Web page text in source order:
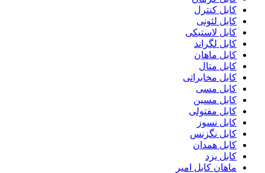
کابل کنترل
کابل لئونی
کابل لاستیکی
کابل لگراند
کابل ماهان
کابل متال
کابل مخابراتی
کابل مسی
کابل مسین
کابل مفتولی
کابل نسوز
کابل نگزنس
کابل همدان
کابل یزد
ماهان کابل امیر